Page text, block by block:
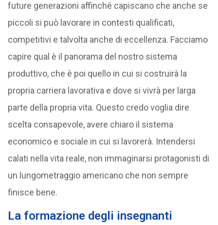
future generazioni affinché capiscano che anche se
piccoli si può lavorare in contesti qualificati,
competitivi e talvolta anche di eccellenza. Facciamo
capire qual è il panorama del nostro sistema
produttivo, che è poi quello in cui si costruirà la
propria carriera lavorativa e dove si vivrà per larga
parte della propria vita. Questo credo voglia dire
scelta consapevole, avere chiaro il sistema
economico e sociale in cui si lavorerà. Intendersi
calati nella vita reale, non immaginarsi protagonisti di
un lungometraggio americano che non sempre
finisce bene.
La formazione degli insegnanti